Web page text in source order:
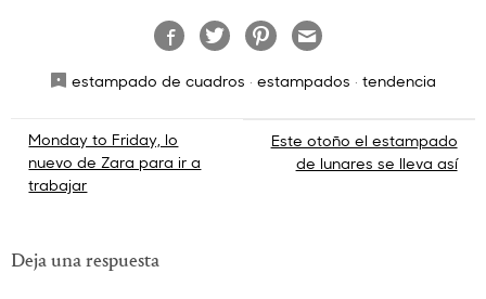
estampado de cuadros · estampados · tendencia
Navegación
de
Monday to Friday, lo
nuevo de Zara para ir a
trabajar
Este otoño el estampado
de lunares se lleva así
Deja una respuesta